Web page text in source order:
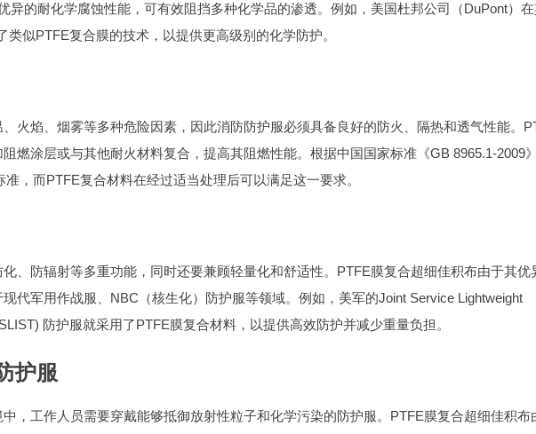
异的耐化学腐蚀性能，可有效阻挡多种化学品的渗透。例如，美国杜邦公司（DuPont）
似PTFE复合膜的技术，以提供更高级别的化学防护。
火焰、烟雾等多种危险因素，因此消防防护服必须具备良好的防火、隔热和透气性能。
燃涂层或与其他耐火材料复合，提高其阻燃性能。根据中国国家标准《GB 8965.1-2009》
，而PTFE复合材料在经过适当处理后可以满足这一要求。
、防辐射等多重功能，同时还要兼顾轻量化和舒适性。PTFE膜复合超细佳积布由于其优
代军用作战服、NBC（核生化）防护服等领域。例如，美军的Joint Service Lightweight
防护服就采用了PTFE膜复合材料，以提供高效防护并减少重量负担。
护服
，工作人员需要穿戴能够抵御放射性粒子和化学污染的防护服。PTFE膜复合超细佳积布